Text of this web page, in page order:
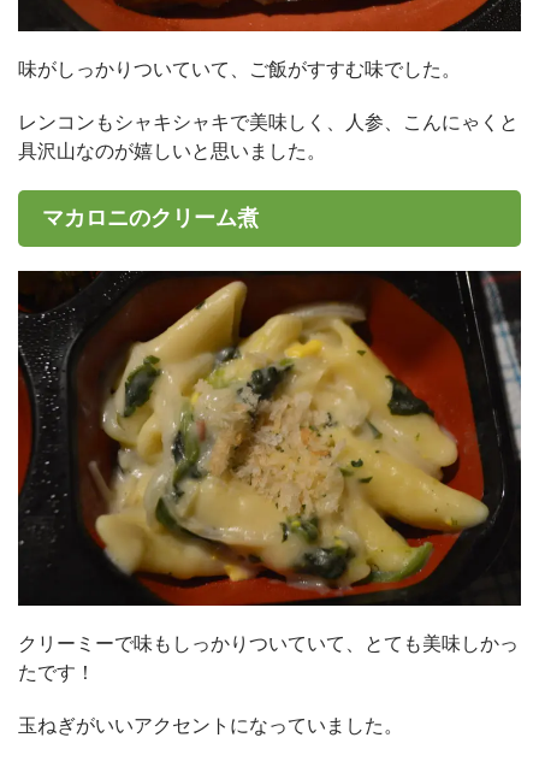
味がしっかりついていて、ご飯がすすむ味でした。
レンコンもシャキシャキで美味しく、人参、こんにゃくと
具沢山なのが嬉しいと思いました。
マカロニのクリーム煮
クリーミーで味もしっかりついていて、とても美味しかっ
たです！
玉ねぎがいいアクセントになっていました。